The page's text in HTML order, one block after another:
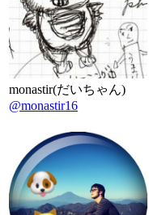
monastir(だいちゃん)
@monastir16